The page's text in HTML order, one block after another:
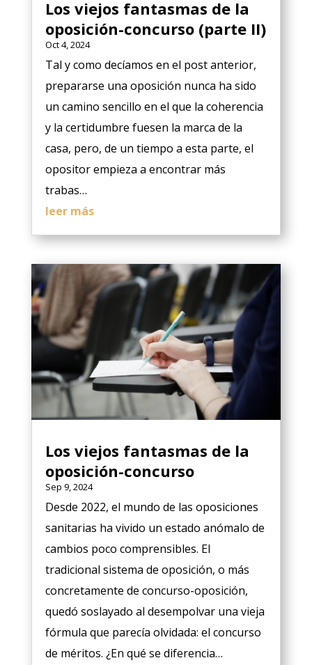
Los viejos fantasmas de la
oposición-concurso (parte II)
Oct 4, 2024
Tal y como decíamos en el post anterior,
prepararse una oposición nunca ha sido
un camino sencillo en el que la coherencia
y la certidumbre fuesen la marca de la
casa, pero, de un tiempo a esta parte, el
opositor empieza a encontrar más
trabas…
leer más
Los viejos fantasmas de la
oposición-concurso
Sep 9, 2024
Desde 2022, el mundo de las oposiciones
sanitarias ha vivido un estado anómalo de
cambios poco comprensibles. El
tradicional sistema de oposición, o más
concretamente de concurso-oposición,
quedó soslayado al desempolvar una vieja
fórmula que parecía olvidada: el concurso
de méritos. ¿En qué se diferencia…